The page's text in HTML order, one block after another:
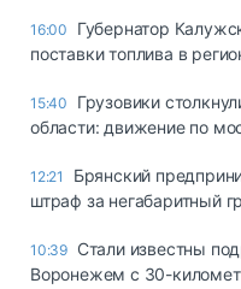
16:00
Губернатор
поставки топлива в
15:40
Грузовики
области: движение по
12:21
Брянский
штраф за негабаритный
10:39 Стали известны
Воронежем с 30-